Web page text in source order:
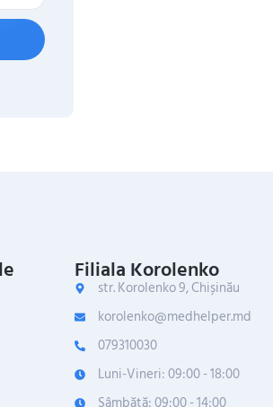
Filiala Korolenko
str. Korolenko 9, Chișinău
korolenko@medhelper.md
079310030
Luni-Vineri: 09:00 - 18:00